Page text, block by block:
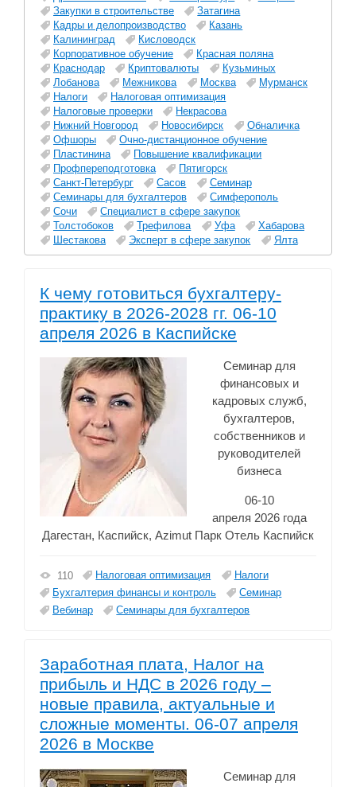
Закупки в строительстве
Затагина
Кадры и делопроизводство
Казань
Калининград
Кисловодск
Корпоративное обучение
Красная поляна
Краснодар
Криптовалюты
Кузьминых
Лобанова
Межникова Москва
Мурманск
Налоги
Налоговая оптимизация
Налоговые проверки
Некрасова
Нижний Новгород
Новосибирск
Обналичка
Офшоры
Очно-дистанционное обучение
Пластинина
Повышение квалификации
Профпереподготовка
Пятигорск
Санкт-Петербург
Сасов
Семинар
Семинары для бухгалтеров
Симферополь
Сочи
Специалист в сфере закупок
Толстобоков
Трефилова Уфа
Хабарова
Шестакова
Эксперт в сфере закупок Ялта
К чему готовиться бухгалтеру-
практику в 2026-2028 гг. 06-10
апреля 2026 в Каспийске
Семинар для
финансовых и
кадровых служб,
бухгалтеров,
собственников и
руководителей
бизнеса
06-10
апреля 2026 года
Дагестан, Каспийск, Azimut Парк Отель Каспийск
110 Налоговая оптимизация
Налоги
Бухгалтерия финансы и контроль
Семинар
Вебинар
Семинары для бухгалтеров
Заработная плата, Налог на
прибыль и НДС в 2026 году –
новые правила, актуальные и
сложные моменты. 06-07 апреля
2026 в Москве
Семинар для